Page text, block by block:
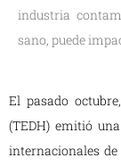
industria
sano, puede
El pasado
(TEDH) emitió
internacionales